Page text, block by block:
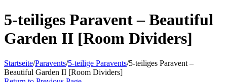
5-teiliges Paravent – Beautiful
Garden II [Room Dividers]
Startseite/Paravents/5-teilige Paravents/5-teiliges Paravent –
Beautiful Garden II [Room Dividers]